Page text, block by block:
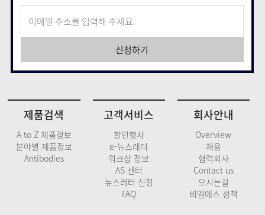
제품검색
A to Z 제품정보
분야별 제품정보
Antibodies
고객서비스
할인행사
e-뉴스레터
워크샵 정보
AS 센터
뉴스레터 신청
FAQ
회사안내
Overview
채용
협력회사
Contact us
오시는길
비엠에스 정책
신청하기